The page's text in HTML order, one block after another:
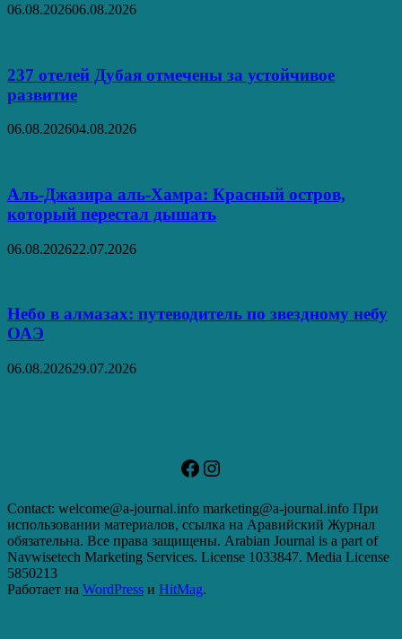
06.08.202606.08.2026
237 отелей Дубая отмечены за устойчивое
развитие
06.08.202604.08.2026
Аль‑Джазира аль‑Хамра: Красный остров,
который перестал дышать
06.08.202622.07.2026
Небо в алмазах: путеводитель по звездному небу
ОАЭ
06.08.202629.07.2026
Facebook
Instagram
Contact: welcome@a-journal.info marketing@a-journal.info При
использовании материалов, ссылка на Аравийский Журнал
обязательна. Все права защищены. Arabian Journal is a part of
Navwisetech Marketing Services. License 1033847. Media License
5850213
Работает на WordPress и HitMag.